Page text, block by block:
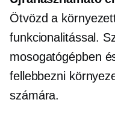
Ötvözd a
funkcionalitással.
mosogatógépben
fellebbezni
számára.